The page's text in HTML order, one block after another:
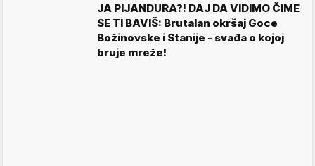
JA PIJANDURA?! DAJ DA VIDIMO ČIME
SE TI BAVIŠ: Brutalan okršaj Goce
Božinovske i Stanije - svađa o kojoj
bruje mreže!